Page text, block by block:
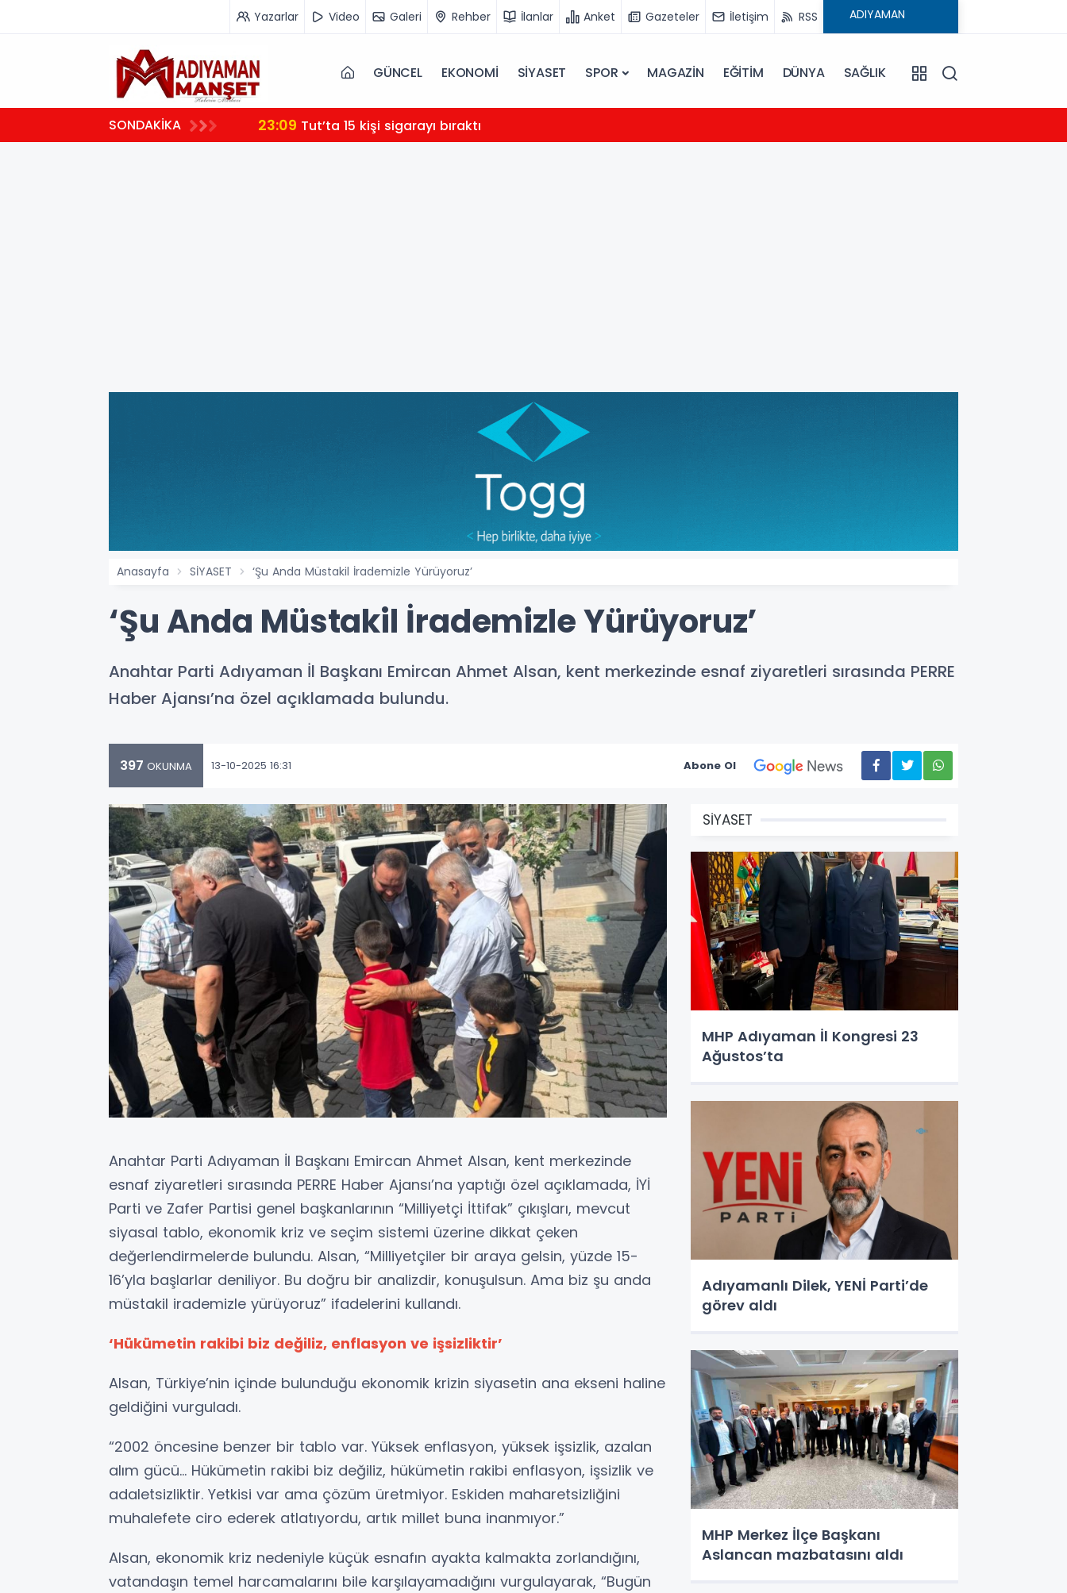
Yazarlar Video Galeri Rehber İlanlar Anket Gazeteler İletişim RSS
GÜNCEL EKONOMİ SİYASET SPOR MAGAZİN EĞİTİM DÜNYA SAĞLIK
SONDAKİKA 23:09 Tut’ta 15 kişi sigarayı bıraktı
Anasayfa SİYASET ‘Şu Anda Müstakil İrademizle Yürüyoruz’
‘Şu Anda Müstakil İrademizle Yürüyoruz’
Anahtar Parti Adıyaman İl Başkanı Emircan Ahmet Alsan, kent merkezinde esnaf ziyaretleri sırasında PERRE
Haber Ajansı’na özel açıklamada bulundu.
397 OKUNMA 13-10-2025 16:31 Abone Ol
Anahtar Parti Adıyaman İl Başkanı Emircan Ahmet Alsan, kent merkezinde
esnaf ziyaretleri sırasında PERRE Haber Ajansı’na yaptığı özel açıklamada, İYİ
Parti ve Zafer Partisi genel başkanlarının “Milliyetçi İttifak” çıkışları, mevcut
siyasal tablo, ekonomik kriz ve seçim sistemi üzerine dikkat çeken
değerlendirmelerde bulundu. Alsan, “Milliyetçiler bir araya gelsin, yüzde 15-
16’yla başlarlar deniliyor. Bu doğru bir analizdir, konuşulsun. Ama biz şu anda
müstakil irademizle yürüyoruz” ifadelerini kullandı.
‘Hükümetin rakibi biz değiliz, enflasyon ve işsizliktir’
Alsan, Türkiye’nin içinde bulunduğu ekonomik krizin siyasetin ana ekseni haline
geldiğini vurguladı.
“2002 öncesine benzer bir tablo var. Yüksek enflasyon, yüksek işsizlik, azalan
alım gücü… Hükümetin rakibi biz değiliz, hükümetin rakibi enflasyon, işsizlik ve
adaletsizliktir. Yetkisi var ama çözüm üretmiyor. Eskiden maharetsizliğini
muhalefete ciro ederek atlatıyordu, artık millet buna inanmıyor.”
Alsan, ekonomik kriz nedeniyle küçük esnafın ayakta kalmakta zorlandığını,
vatandaşın temel harcamalarını bile karşılayamadığını vurgulayarak, “Bugün
SİYASET
MHP Adıyaman İl Kongresi 23
Ağustos’ta
Adıyamanlı Dilek, YENİ Parti’de
görev aldı
MHP Merkez İlçe Başkanı
Aslancan mazbatasını aldı